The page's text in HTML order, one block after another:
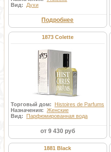
Вид: Духи
Подробнее
1873 Colette
Торговый дом: Histoires de Parfums
Назначения: Женские
Вид: Парфюмированная вода
от 9 430 руб
1881 Black